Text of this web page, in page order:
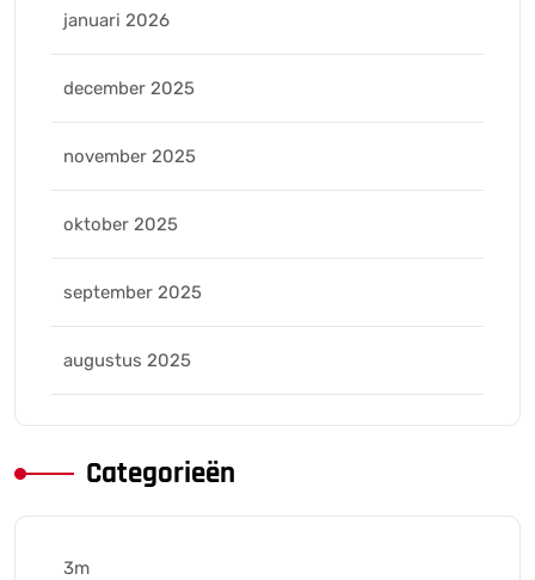
januari 2026
december 2025
november 2025
oktober 2025
september 2025
augustus 2025
Categorieën
3m